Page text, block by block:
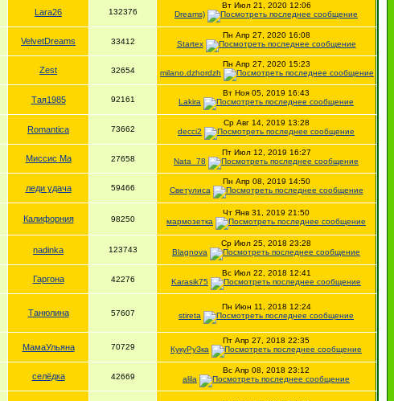
Lara26 132376
Вт Июл 21, 2020 12:06
Dreams)
VelvetDreams 33412
Пн Апр 27, 2020 16:08
Startex
Zest 32654
Пн Апр 27, 2020 15:23
milano.dzhordzh
Тая1985 92161
Вт Ноя 05, 2019 16:43
Lakira
Romantica 73662
Ср Авг 14, 2019 13:28
decci2
Миссис Ма 27658
Пт Июл 12, 2019 16:27
Nata_78
леди удача 59466
Пн Апр 08, 2019 14:50
Светулиса
Калифорния 98250
Чт Янв 31, 2019 21:50
мармозетка
nadinka 123743
Ср Июл 25, 2018 23:28
Вlagnova
Гаргона 42276
Вс Июл 22, 2018 12:41
Karasik75
Танюлина 57607
Пн Июн 11, 2018 12:24
stireta
МамаУльяна 70729
Пт Апр 27, 2018 22:35
КукуРуЗка
селёдка 42669
Вс Апр 08, 2018 23:12
alila